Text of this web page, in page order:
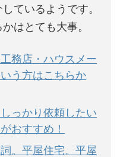
ているようです。
はとても大事。
務店・ハウスメー
う方はこちらか
っかり依頼したい
おすすめ！
。平屋住宅。平屋